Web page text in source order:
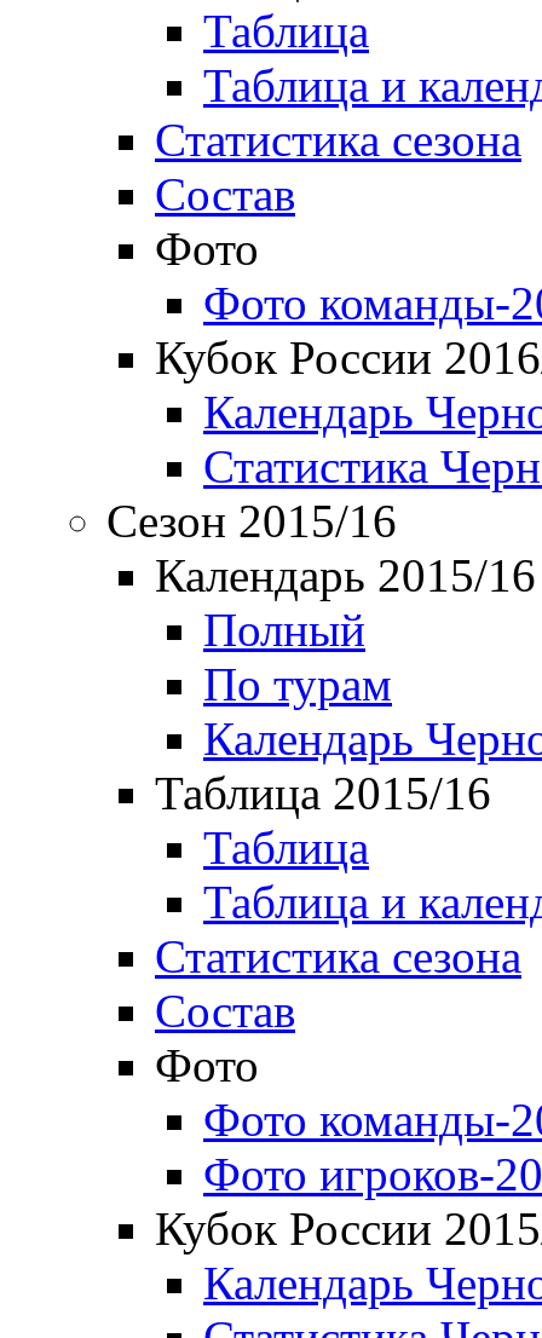
Таблица
Таблица и
Статистика сезона
Состав
Фото
Фото команды-
Кубок России
Календарь
Статистика
Сезон 2015/16
Календарь 2015/16
Полный
По турам
Календарь
Таблица 2015/16
Таблица
Таблица и
Статистика сезона
Состав
Фото
Фото команды-
Фото игроков-
Кубок России
Календарь